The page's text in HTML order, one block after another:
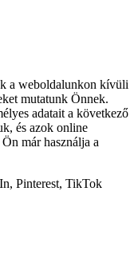
a weboldalunkon kívüli
mutatunk Önnek.
adatait a következő
és azok online
már használja a
Pinterest, TikTok